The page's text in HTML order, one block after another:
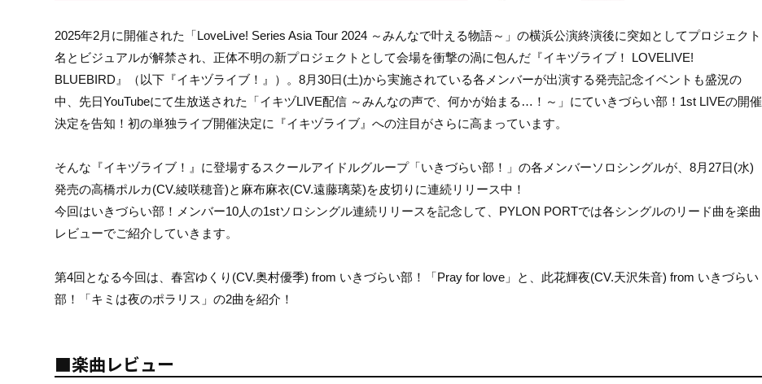
2025年2月に開催された「LoveLive! Series Asia Tour 2024 ～みんなで叶える物語～」の横浜公演終演後に突如としてプロジェクト
名とビジュアルが解禁され、正体不明の新プロジェクトとして会場を衝撃の渦に包んだ『イキヅライブ！ LOVELIVE!
BLUEBIRD』（以下『イキヅライブ！』）。8月30日(土)から実施されている各メンバーが出演する発売記念イベントも盛況の
中、先日YouTubeにて生放送された「イキヅLIVE配信 ～みんなの声で、何かが始まる…！～」にていきづらい部！1st LIVEの開催
決定を告知！初の単独ライブ開催決定に『イキヅライブ』への注目がさらに高まっています。
そんな『イキヅライブ！』に登場するスクールアイドルグループ「いきづらい部！」の各メンバーソロシングルが、8月27日(水)
発売の高橋ポルカ(CV.綾咲穂音)と麻布麻衣(CV.遠藤璃菜)を皮切りに連続リリース中！
今回はいきづらい部！メンバー10人の1stソロシングル連続リリースを記念して、PYLON PORTでは各シングルのリード曲を楽曲
レビューでご紹介していきます。
第4回となる今回は、春宮ゆくり(CV.奥村優季) from いきづらい部！「Pray for love」と、此花輝夜(CV.天沢朱音) from いきづらい
部！「キミは夜のポラリス」の2曲を紹介！
■楽曲レビュー